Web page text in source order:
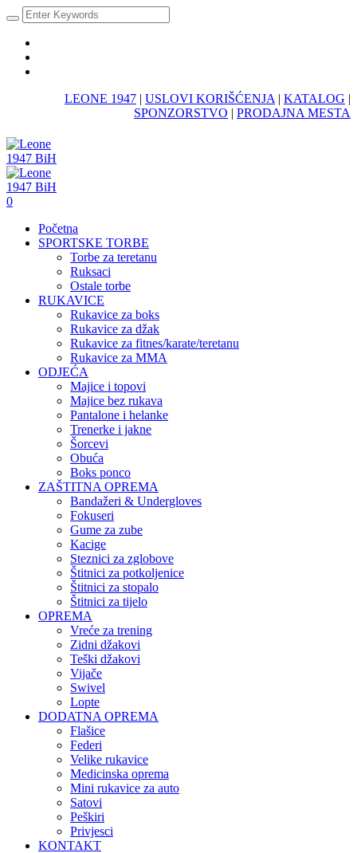
LEONE 1947 | USLOVI KORIŠĆENJA | KATALOG |
SPONZORSTVO | PRODAJNA MESTA
0
Početna
SPORTSKE TORBE
Torbe za teretanu
Ruksaci
Ostale torbe
RUKAVICE
Rukavice za boks
Rukavice za džak
Rukavice za fitnes/karate/teretanu
Rukavice za MMA
ODJEĆA
Majice i topovi
Majice bez rukava
Pantalone i helanke
Trenerke i jakne
Šorcevi
Obuća
Boks ponco
ZAŠTITNA OPREMA
Bandažeri & Undergloves
Fokuseri
Gume za zube
Kacige
Steznici za zglobove
Štitnici za potkoljenice
Štitnici za stopalo
Štitnici za tijelo
OPREMA
Vreće za trening
Zidni džakovi
Teški džakovi
Vijače
Swivel
Lopte
DODATNA OPREMA
Flašice
Federi
Velike rukavice
Medicinska oprema
Mini rukavice za auto
Satovi
Peškiri
Privjesci
KONTAKT